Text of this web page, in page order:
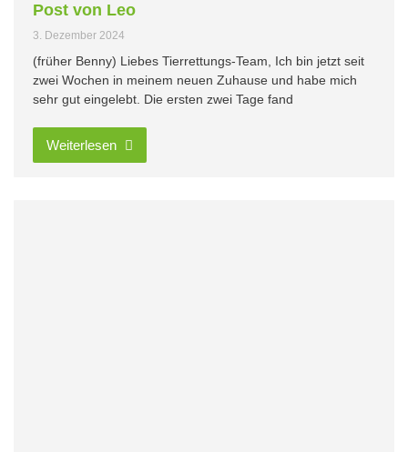
Post von Leo
3. Dezember 2024
(früher Benny) Liebes Tierrettungs-Team, Ich bin jetzt seit
zwei Wochen in meinem neuen Zuhause und habe mich
sehr gut eingelebt. Die ersten zwei Tage fand
Weiterlesen